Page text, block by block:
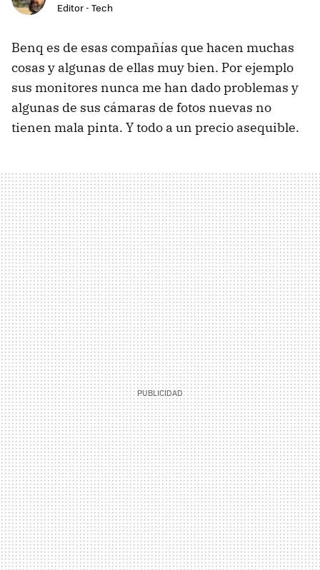
Editor - Tech
Benq es de esas compañías que hacen muchas
cosas y algunas de ellas muy bien. Por ejemplo
sus monitores nunca me han dado problemas y
algunas de sus cámaras de fotos nuevas no
tienen mala pinta. Y todo a un precio asequible.